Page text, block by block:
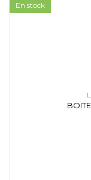
En stock